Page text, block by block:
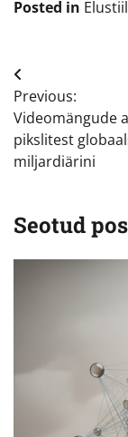
Posted in Elustiil
Previous:
Videomängude
pikslitest
miljardiärini
Seotud